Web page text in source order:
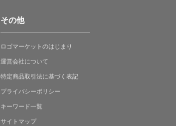
その他
ロゴマーケットのはじまり
運営会社について
特定商品取引法に基づく表記
プライバシーポリシー
キーワード一覧
サイトマップ